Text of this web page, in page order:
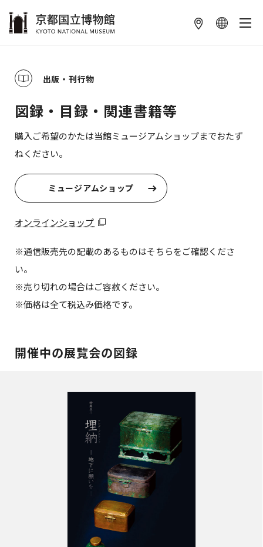
出版・刊行物
図録・目録・関連書籍等
購入ご希望のかたは当館ミュージアムショップまでおたず
ねください。
ミュージアムショップ
オンラインショップ
※通信販売先の記載のあるものはそちらをご確認くださ
い。
※売り切れの場合はご容赦ください。
※価格は全て税込み価格です。
開催中の展覧会の図録